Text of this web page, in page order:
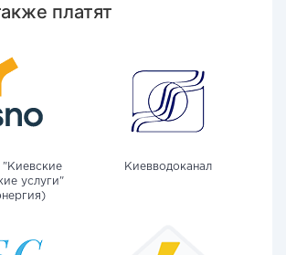
платят
"Киевские
услуги"
Киевводоканал